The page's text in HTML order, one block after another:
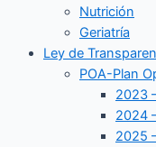
Nutrición
Geriatría
Ley de
POA-Plan
2023
2024
2025